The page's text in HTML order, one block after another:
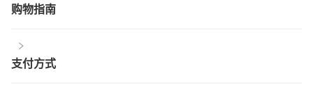
购物指南
支付方式